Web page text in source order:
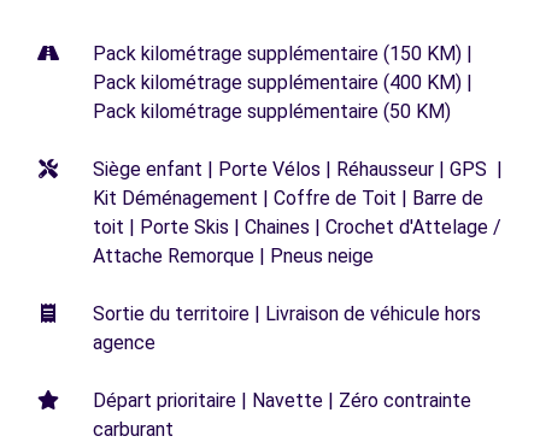
Pack kilométrage supplémentaire (150 KM) |
Pack kilométrage supplémentaire (400 KM) |
Pack kilométrage supplémentaire (50 KM)
Siège enfant | Porte Vélos | Réhausseur | GPS |
Kit Déménagement | Coffre de Toit | Barre de
toit | Porte Skis | Chaines | Crochet d'Attelage /
Attache Remorque | Pneus neige
Sortie du territoire | Livraison de véhicule hors
agence
Départ prioritaire | Navette | Zéro contrainte
carburant